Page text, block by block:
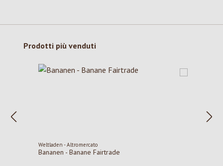
Salta la galleria dei prodotti
Prodotti più venduti
Weltladen - Altromercato
Bananen - Banane Fairtrade